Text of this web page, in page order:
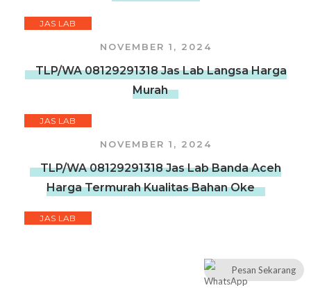
JAS LAB
NOVEMBER 1, 2024
TLP/WA 08129291318 Jas Lab Langsa Harga
Murah
JAS LAB
NOVEMBER 1, 2024
TLP/WA 08129291318 Jas Lab Banda Aceh
Harga Termurah Kualitas Bahan Oke
JAS LAB
TLP/WA 08129291318 Jas Lab Bandar
Lampung Harga Diskon
Pesan Sekarang